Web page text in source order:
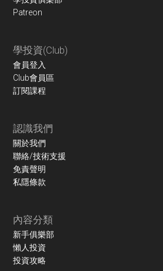
Patreon
學投資(Club)
會員登入
Club會員區
訂閱課程
認識我們
關於我們
聯絡/技術支援
免責聲明
私隱條款
內容分類
新手俱樂部
懶人投資
投資攻略